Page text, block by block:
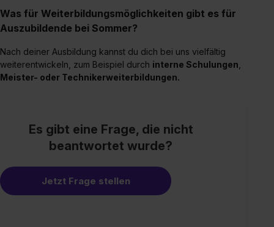
Was für Weiterbildungsmöglichkeiten gibt es für
Auszubildende bei Sommer?
Nach deiner Ausbildung kannst du dich bei uns vielfältig
weiterentwickeln, zum Beispiel durch interne Schulungen
Meister- oder Technikerweiterbildungen.
Es gibt eine Frage, die nicht
beantwortet wurde?
Jetzt Frage stellen